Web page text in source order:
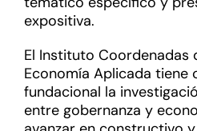
expositiva.
El Instituto Coordenadas
Economía Aplicada tiene
fundacional la
entre gobernanza y